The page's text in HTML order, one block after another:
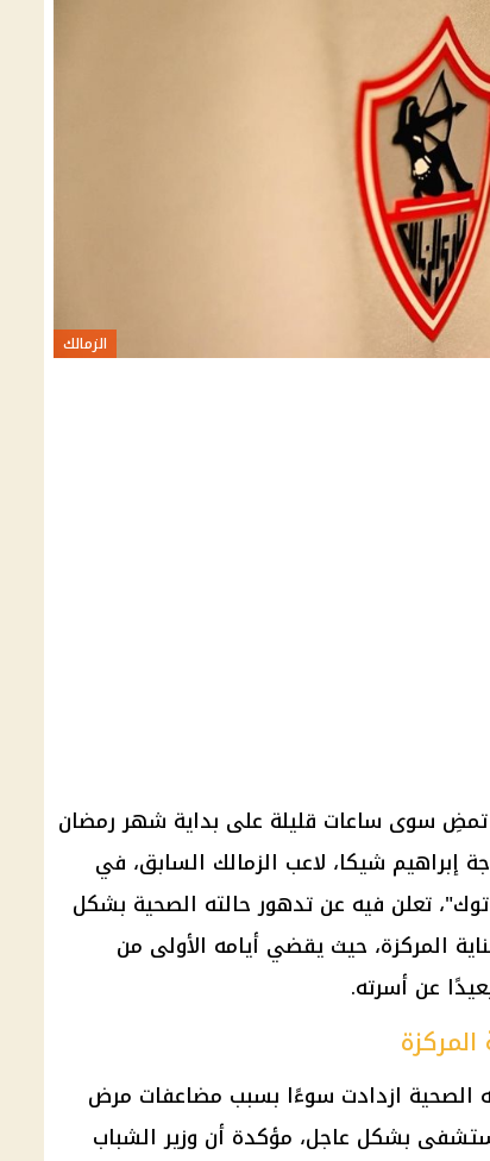
الزمالك
سوى ساعات قليلة على بداية شهر رمضان
إبراهيم شيكا، لاعب الزمالك السابق، في
تعلن فيه عن تدهور حالته الصحية بشكل
المركزة، حيث يقضي أيامه الأولى من
عن أسرته.
الصحية ازدادت سوءًا بسبب مضاعفات مرض
بشكل عاجل، مؤكدة أن وزير الشباب